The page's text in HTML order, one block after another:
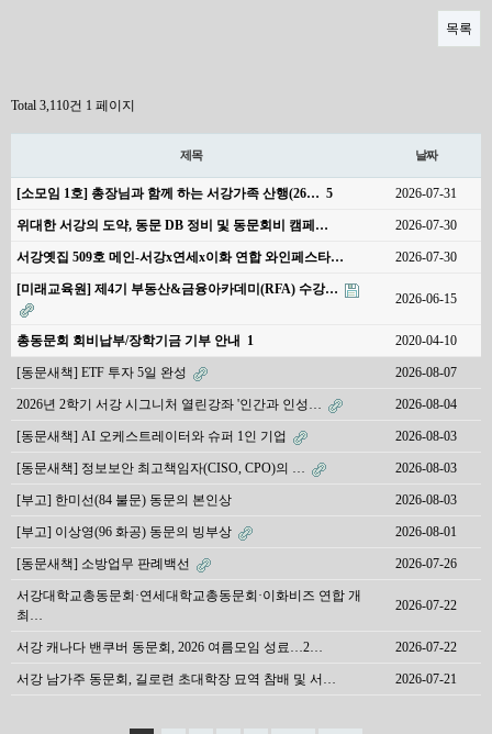
목록
Total 3,110건 1 페이지
제목 날짜
[소모임 1호] 총장님과 함께 하는 서강가족 산행(26… 5 2026-07-31
위대한 서강의 도약, 동문 DB 정비 및 동문회비 캠페… 2026-07-30
서강옛집 509호 메인-서강x연세x이화 연합 와인페스타… 2026-07-30
[미래교육원] 제4기 부동산&금융아카데미(RFA) 수강…
2026-06-15
총동문회 회비납부/장학기금 기부 안내 1 2020-04-10
[동문새책] ETF 투자 5일 완성 2026-08-07
2026년 2학기 서강 시그니처 열린강좌 '인간과 인성… 2026-08-04
[동문새책] AI 오케스트레이터와 슈퍼 1인 기업 2026-08-03
[동문새책] 정보보안 최고책임자(CISO, CPO)의 … 2026-08-03
[부고] 한미선(84 불문) 동문의 본인상 2026-08-03
[부고] 이상영(96 화공) 동문의 빙부상 2026-08-01
[동문새책] 소방업무 판례백선 2026-07-26
서강대학교총동문회·연세대학교총동문회·이화비즈 연합 개
최…
2026-07-22
서강 캐나다 밴쿠버 동문회, 2026 여름모임 성료…2… 2026-07-22
서강 남가주 동문회, 길로련 초대학장 묘역 참배 및 서… 2026-07-21